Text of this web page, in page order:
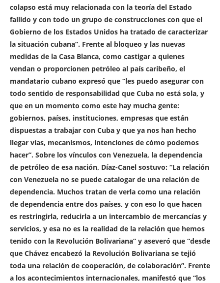
colapso está muy relacionada con la teoría del Estado
fallido y con todo un grupo de construcciones con que el
Gobierno de los Estados Unidos ha tratado de caracterizar
la situación cubana”. Frente al bloqueo y las nuevas
medidas de la Casa Blanca, como castigar a quienes
vendan o proporcionen petróleo al país caribeño, el
mandatario cubano expresó que “les puedo asegurar con
todo sentido de responsabilidad que Cuba no está sola, y
que en un momento como este hay mucha gente:
gobiernos, países, instituciones, empresas que están
dispuestas a trabajar con Cuba y que ya nos han hecho
llegar vías, mecanismos, intenciones de cómo podemos
hacer”. Sobre los vínculos con Venezuela, la dependencia
de petróleo de esa nación, Díaz-Canel sostuvo: “La relación
con Venezuela no se puede catalogar de una relación de
dependencia. Muchos tratan de verla como una relación
de dependencia entre dos países, y con eso lo que hacen
es restringirla, reducirla a un intercambio de mercancías y
servicios, y esa no es la realidad de la relación que hemos
tenido con la Revolución Bolivariana” y aseveró que “desde
que Chávez encabezó la Revolución Bolivariana se tejió
toda una relación de cooperación, de colaboración”. Frente
a los acontecimientos internacionales, manifestó que “los